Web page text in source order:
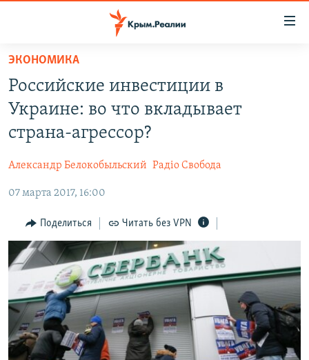
Вернуться
основному
содержанию
Вернутся
главной
навигации
Вернутся
поиску
11 ЛЕТ ОККУПАЦИИ КРЫМА. 11 ИСТОРИЙ СОПРОТИВЛЕНИЯ
ВОДА
ЕЩЕ
ИНТЕРАКТИВ
ИНФОГРАФИКА
ТЕЛЕПРОЕКТ КРЫМ.РЕАЛИИ
СОВЕТЫ ПРАВОЗАЩИТНИКОВ
ПРОПАВШИЕ БЕЗ ВЕСТИ
ПОБЕДИТЕЛЕЙ НЕ СУДЯТ?
КРЫМ.НЕПОКОРЕННЫЙ
РАДІО СВОБОДА
КАК ОБОЙТИ БЛОКИРОВКУ
Українською
Qırımtatar
ПРИСОЕДИНЯЙТЕСЬ!
ЭКОНОМИКА
Российские инвестиции в
Украине: во что вкладывает
страна-агрессор?
Александр Белокобыльский Радіо Свобода
07 марта 2017, 16:00
Поделиться Читать без VPN